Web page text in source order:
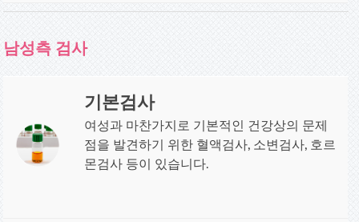
남성측 검사
기본검사
여성과 마찬가지로 기본적인 건강상의 문제
점을 발견하기 위한 혈액검사, 소변검사, 호르
몬검사 등이 있습니다.